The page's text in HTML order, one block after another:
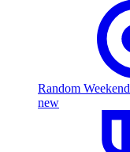
Random Weekend
new